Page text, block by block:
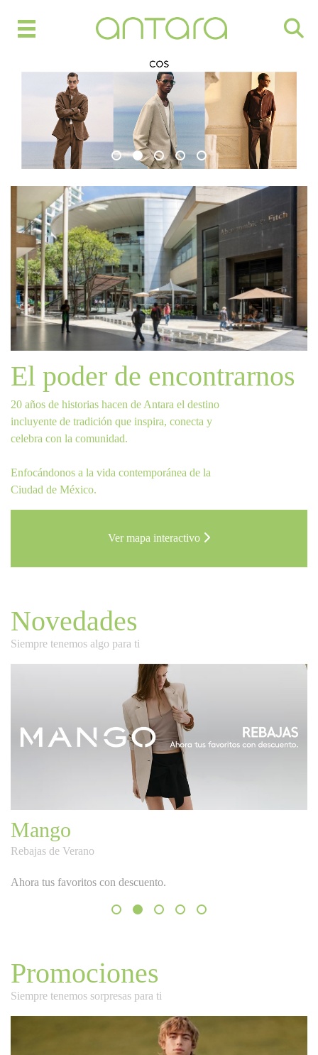
El poder de encontrarnos
20 años de historias hacen de Antara el destino
incluyente de tradición que inspira, conecta y
celebra con la comunidad.
Enfocándonos a la vida contemporánea de la
Ciudad de México.
Ver mapa interactivo
Novedades
Siempre tenemos algo para ti
Mango
Rebajas de Verano
Ahora tus favoritos con descuento.
Promociones
Siempre tenemos sorpresas para ti